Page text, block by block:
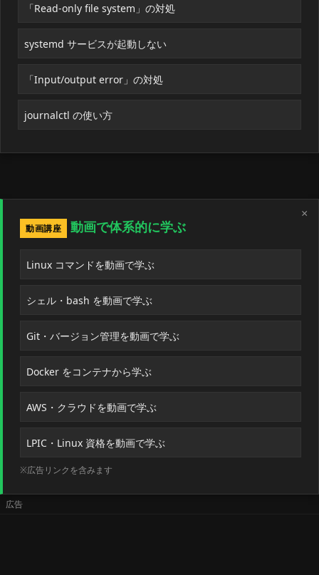
「Read-only file system」の対処
systemd サービスが起動しない
「Input/output error」の対処
journalctl の使い方
×
動画講座
動画で体系的に学ぶ
Linux コマンドを動画で学ぶ
シェル・bash を動画で学ぶ
Git・バージョン管理を動画で学ぶ
Docker をコンテナから学ぶ
AWS・クラウドを動画で学ぶ
LPIC・Linux 資格を動画で学ぶ
※広告リンクを含みます